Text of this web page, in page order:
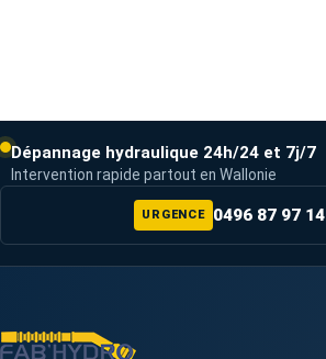
Dépannage hydraulique 24h/24 et 7j/7
Intervention rapide partout en Wallonie
URGENCE 0496 87 97 14